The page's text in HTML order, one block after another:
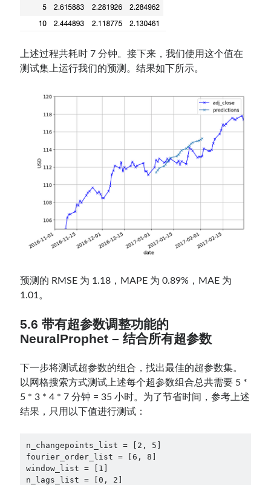
上述过程共耗时 7 分钟。接下来，我们使用这个值在
测试集上运行我们的预测。结果如下所示。
预测的 RMSE 为 1.18，MAPE 为 0.89%，MAE 为
1.01。
5.6 带有超参数调整功能的
NeuralProphet – 结合所有超参数
下一步将测试超参数的组合，找出最佳的超参数集。
以网格搜索方式测试上述每个超参数组合总共需要 5 *
5 * 3 * 4 * 7 分钟 = 35 小时。为了节省时间，参考上述
结果，只用以下值进行测试：
n_changepoints_list = [2, 5]
fourier_order_list = [6, 8]
window_list = [1]
n_lags_list = [0, 2]